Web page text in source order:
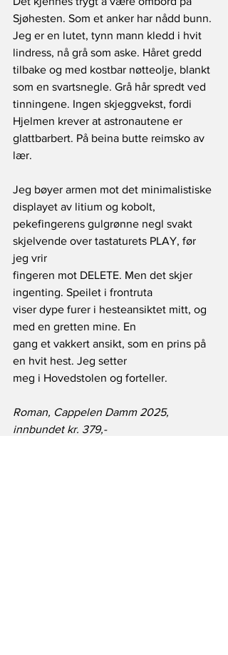
Sjøhesten. Som et anker har nådd bunn.
Jeg er en lutet, tynn mann kledd i hvit
lindress, nå grå som aske. Håret gredd
tilbake og med kostbar nøtteolje, blankt
som en svartsnegle. Grå hår spredt ved
tinningene. Ingen skjeggvekst, fordi
Hjelmen krever at astronautene er
glattbarbert. På beina butte reimsko av
lær.
Jeg bøyer armen mot det minimalistiske
displayet av litium og kobolt,
pekefingerens gulgrønne negl svakt
skjelvende over tastaturets PLAY, før
jeg vrir
fingeren mot DELETE. Men det skjer
ingenting. Speilet i frontruta
viser dype furer i hesteansiktet mitt, og
med en gretten mine. En
gang et vakkert ansikt, som en prins på
en hvit hest. Jeg setter
meg i Hovedstolen og forteller.
Roman, Cappelen Damm 2025,
innbundet kr. 379,-